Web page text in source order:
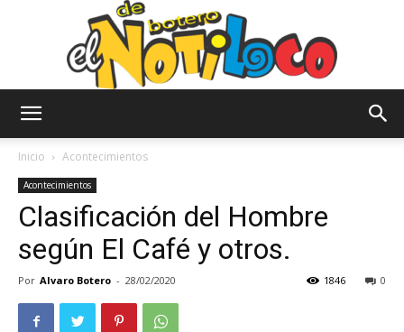
Notiloco
Inicio Acontecimientos
Acontecimientos
Clasificación del Hombre
según El Café y otros.
Por Alvaro Botero - 28/02/2020 0
1846